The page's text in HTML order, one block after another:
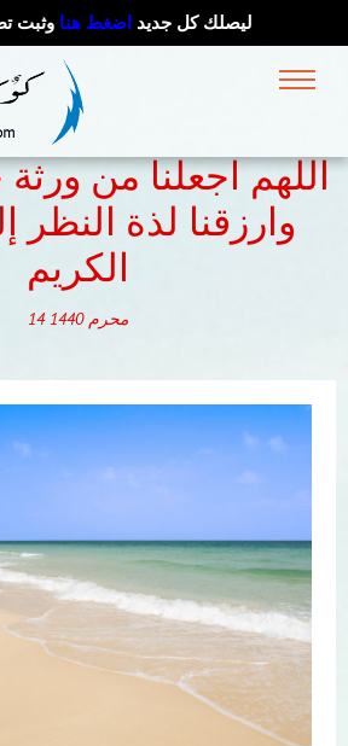
ليصلك كل جديد اضغط هنا وثبت
اللهم اجعلنا من ورثة
وارزقنا لذة
الكريم
14 محرم 1440